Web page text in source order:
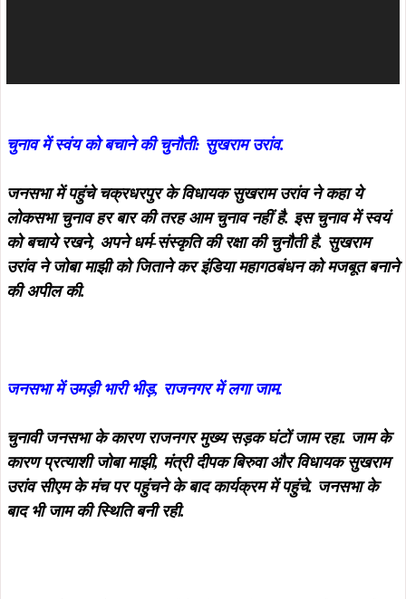
चुनाव में स्वंय को बचाने की चुनौती: सुखराम उरांव.
जनसभा में पहुंचे चक्रधरपुर के विधायक सुखराम उरांव ने कहा ये
लोकसभा चुनाव हर बार की तरह आम चुनाव नहीं है. इस चुनाव में स्वयं
को बचाये रखने, अपने धर्म-संस्कृति की रक्षा की चुनौती है. सुखराम
उरांव ने जोबा माझी को जिताने कर इंडिया महागठबंधन को मजबूत बनाने
की अपील की.
जनसभा में उमड़ी भारी भीड़, राजनगर में लगा जाम.
चुनावी जनसभा के कारण राजनगर मुख्य सड़क घंटों जाम रहा. जाम के
कारण प्रत्याशी जोबा माझी, मंत्री दीपक बिरुवा और विधायक सुखराम
उरांव सीएम के मंच पर पहुंचने के बाद कार्यक्रम में पहुंचे. जनसभा के
बाद भी जाम की स्थिति बनी रही.